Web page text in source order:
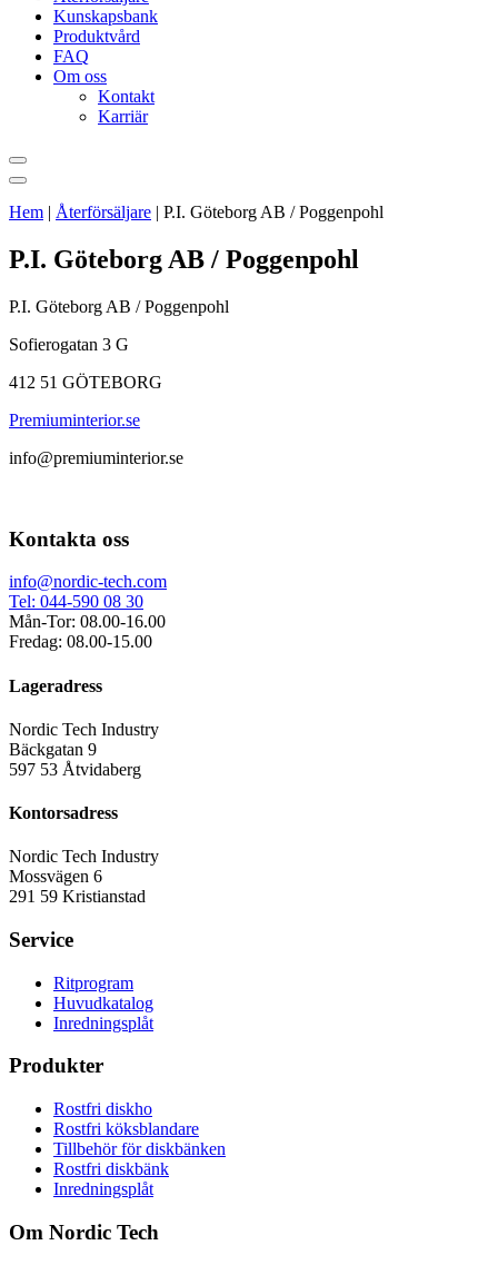
Kunskapsbank
Produktvård
FAQ
Om oss
Kontakt
Karriär
Hem | Återförsäljare | P.I. Göteborg AB / Poggenpohl
P.I. Göteborg AB / Poggenpohl
P.I. Göteborg AB / Poggenpohl
Sofierogatan 3 G
412 51 GÖTEBORG
Premiuminterior.se
info@premiuminterior.se
Kontakta oss
info@nordic-tech.com
Tel: 044-590 08 30
Mån-Tor: 08.00-16.00
Fredag: 08.00-15.00
Lageradress
Nordic Tech Industry
Bäckgatan 9
597 53 Åtvidaberg
Kontorsadress
Nordic Tech Industry
Mossvägen 6
291 59 Kristianstad
Service
Ritprogram
Huvudkatalog
Inredningsplåt
Produkter
Rostfri diskho
Rostfri köksblandare
Tillbehör för diskbänken
Rostfri diskbänk
Inredningsplåt
Om Nordic Tech